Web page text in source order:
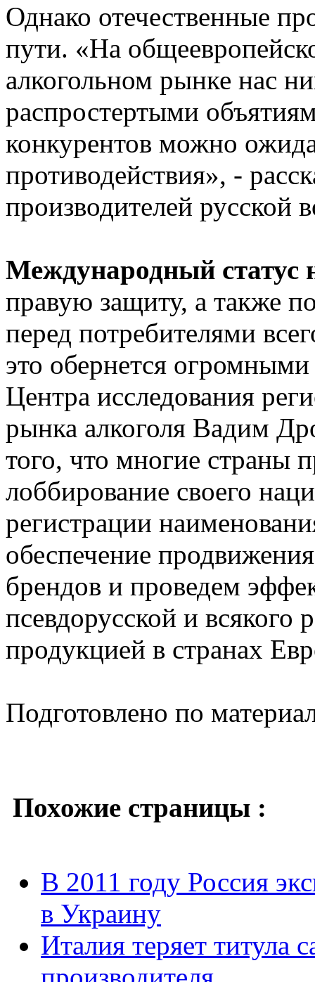
Однако отечественные
пути. «На
алкогольном рынке нас
распростертыми
конкурентов можно
противодействия», -
производителей
Международный статус
правую защиту, а также
перед потребителями
это обернется
Центра исследования
рынка алкоголя Вадим
того, что многие страны
лоббирование своего
регистрации
обеспечение
брендов и проведем
псевдорусской и всякого
продукцией в странах
Подготовлено по
Похожие страницы :
В 2011 году Россия
в Украину
Италия теряет титула